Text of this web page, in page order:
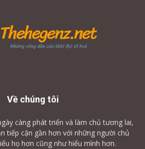
Về chúng tôi
càng phát triển và làm chủ tương lai,
tiếp cận gần hơn với những người chủ
họ hơn cũng như hiểu mình hơn.